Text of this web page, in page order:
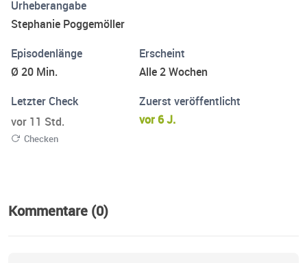
Gemeinschaftsprojekt, das für gutes Gelingen die Ebenen
Familie, Arbeitswelt und Politik braucht.
Urheberangabe
Stephanie Poggemöller
Episodenlänge
Ø 20 Min.
Erscheint
Alle 2 Wochen
Letzter Check
vor 11 Std.
Checken
Zuerst veröffentlicht
vor 6 J.
Kommentare (0)